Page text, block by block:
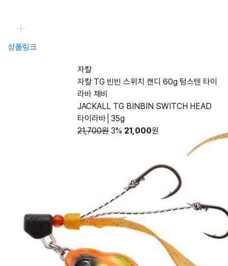
상품링크
자칼
자칼 TG 빈빈 스위치 캔디 60g 텅스텐 타이
라바 채비
JACKALL TG BINBIN SWITCH HEAD
타이라바│35g
21,700원 3% 21,000원